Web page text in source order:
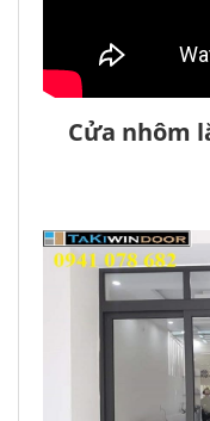
Cửa nhôm